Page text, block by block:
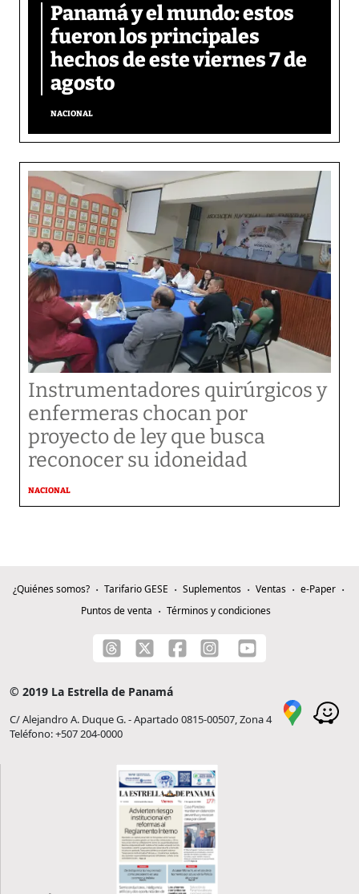
Panamá y el mundo: estos
fueron los principales
hechos de este viernes 7 de
agosto
NACIONAL
Instrumentadores quirúrgicos y
enfermeras chocan por
proyecto de ley que busca
reconocer su idoneidad
NACIONAL
¿Quiénes somos? Tarifario GESE Suplementos Ventas
e-Paper
Puntos de venta
Términos y condiciones
© 2019 La Estrella de Panamá
C/ Alejandro A. Duque G. - Apartado 0815-00507, Zona 4
Teléfono: +507 204-0000